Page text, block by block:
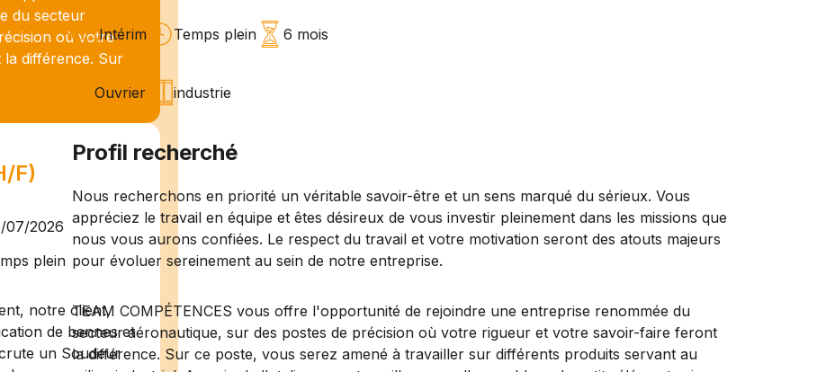
du secteur
où votre
différence. Sur
F)
07/2026
plein
notre client,
de bennes et
un Soudeur
Intérim Temps plein 6 mois
Ouvrier industrie
Profil recherché
Nous recherchons en priorité un véritable savoir-être et un sens marqué du sérieux. Vous
appréciez le travail en équipe et êtes désireux de vous investir pleinement dans les missions que
nous vous aurons confiées. Le respect du travail et votre motivation seront des atouts majeurs
pour évoluer sereinement au sein de notre entreprise.
TEAM COMPÉTENCES vous offre l'opportunité de rejoindre une entreprise renommée du
secteur aéronautique, sur des postes de précision où votre rigueur et votre savoir-faire feront
la différence. Sur ce poste, vous serez amené à travailler sur différents produits servant au